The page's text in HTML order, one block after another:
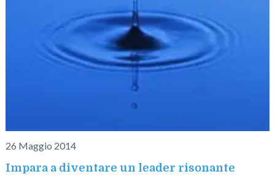
26 Maggio 2014
Impara a diventare un leader risonante